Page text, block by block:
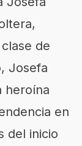
de
Josefa
heroína
en
del inicio